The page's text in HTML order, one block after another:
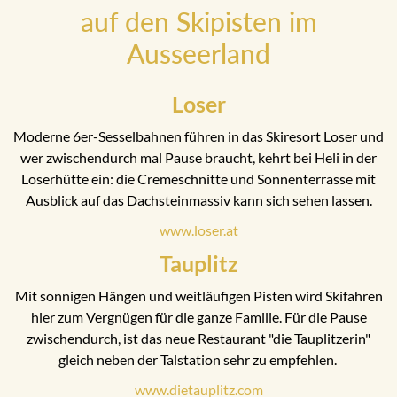
auf den Skipisten im
Ausseerland
Loser
Moderne 6er-Sesselbahnen führen in das Skiresort Loser und
wer zwischendurch mal Pause braucht, kehrt bei Heli in der
Loserhütte ein: die Cremeschnitte und Sonnenterrasse mit
Ausblick auf das Dachsteinmassiv kann sich sehen lassen.
www.loser.at
Tauplitz
Mit sonnigen Hängen und weitläufigen Pisten wird Skifahren
hier zum Vergnügen für die ganze Familie. Für die Pause
zwischendurch, ist das neue Restaurant "die Tauplitzerin"
gleich neben der Talstation sehr zu empfehlen.
www.dietauplitz.com